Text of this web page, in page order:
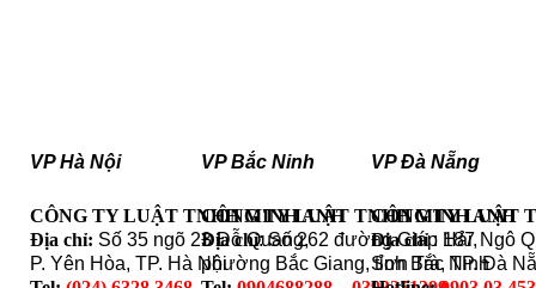
VP Hà Nội
CÔNG TY LUẬT TNHH MINH ANH
Địa chỉ: Số 35 ngõ 23 Đỗ Quang,
P. Yên Hòa, TP. Hà Nội
VP Bắc Ninh
CÔNG TY LUẬT TNHH MINH ANH
Địa chỉ: Số 262 đường Giáp Hải,
phường Bắc Giang, tỉnh Bắc Ninh
VP Đà Nẵng
CÔNG TY LUẬT
Địa chỉ: 187 Ngô
Sơn Trà, TP. Đà